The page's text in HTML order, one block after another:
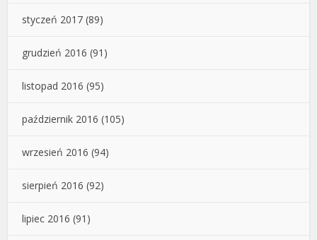
styczeń 2017 (89)
grudzień 2016 (91)
listopad 2016 (95)
październik 2016 (105)
wrzesień 2016 (94)
sierpień 2016 (92)
lipiec 2016 (91)